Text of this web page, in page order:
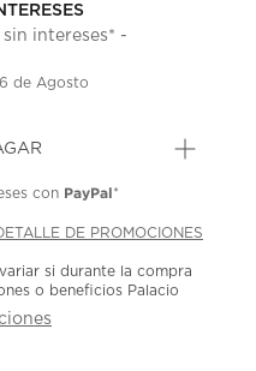
intereses* -
de Agosto
con PayPal*
DE PROMOCIONES
si durante la compra
o beneficios Palacio